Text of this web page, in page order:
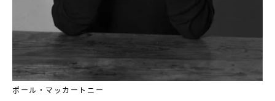
ポール・マッカートニー